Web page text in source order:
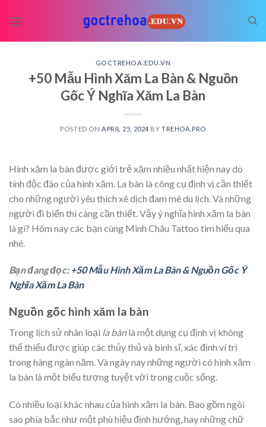
GOCTREHOA.EDU.VN
+50 Mẫu Hình Xăm La Bàn & Nguồn
Gốc Ý Nghĩa Xăm La Bàn
POSTED ON APRIL 25, 2024 BYTREHOA.PRO
Hình xăm la bàn được giới trẻ xăm nhiều nhất hiện nay do
tính độc đáo của hình xăm. La bàn là công cụ định vị cần thiết
cho những người yêu thích xê dịch đam mê du lịch. Và những
người đi biển thì càng cần thiết. Vậy ý nghĩa hình xăm la bàn
là gì? Hôm nay các bạn cùng Minh Châu Tattoo tìm hiểu qua
nhé.
Bạn đang đọc: +50 Mẫu Hình Xăm La Bàn & Nguồn Gốc Ý
Nghĩa Xăm La Bàn
Nguồn gốc hình xăm la bàn
Trong lịch sử nhân loại la bànlà một dụng cụ định vị không
thể thiếu được giúp các thủy thủ và binh sĩ, xác định ví trị
trong hàng ngàn năm. Và ngày nay những người có hình xăm
la bàn là một biểu tượng tuyệt vời trong cuộc sống.
Có nhiều loại khác nhau của hình xăm la bàn. Bao gồm ngôi
sao phía bắc như một phù hiệu định hướng, hay những chữ